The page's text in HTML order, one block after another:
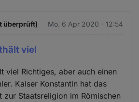
überprüft) Mo. 6 Apr 2020 - 12:54
viel
viel Richtiges, aber auch einen
Kaiser Konstantin hat das
zur Staatsreligion im Römischen